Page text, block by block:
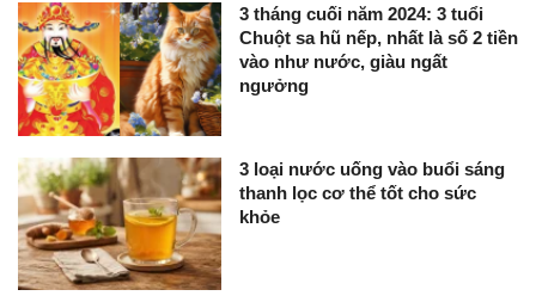
3 tháng cuối năm 2024: 3 tuổi
Chuột sa hũ nếp, nhất là số 2 tiền
vào như nước, giàu ngất
ngưởng
3 loại nước uống vào buổi sáng
thanh lọc cơ thể tốt cho sức
khỏe